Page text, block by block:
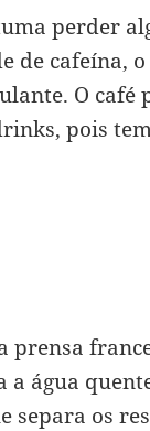
perder
de cafeína,
O café
pois
prensa
água
separa os